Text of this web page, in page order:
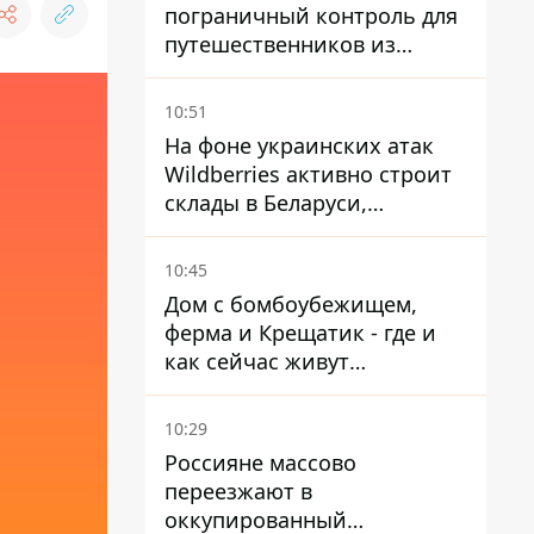
пограничный контроль для
путешественников из
Италии из-за
миграционного конфликта
10:51
На фоне украинских атак
Wildberries активно строит
склады в Беларуси,
Казахстане, Узбекистане
10:45
Дом с бомбоубежищем,
ферма и Крещатик - где и
как сейчас живут
украинские знаменитости
10:29
Россияне массово
переезжают в
оккупированный